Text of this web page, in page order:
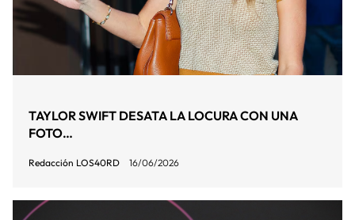
TAYLOR SWIFT DESATA LA LOCURA CON UNA
FOTO…
Redacción LOS40RD 16/06/2026